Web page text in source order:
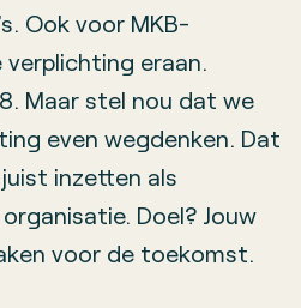
Ook voor MKB-
eraan.
Maar stel nou dat we
even wegdenken. Dat
inzetten als
Doel? Jouw
voor de toekomst.